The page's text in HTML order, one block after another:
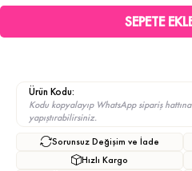
Ürün Kodu:
Kodu kopyalayıp WhatsApp sipariş hattına
yapıştırabilirsiniz.
Sorunsuz Değişim ve İade
Hızlı Kargo